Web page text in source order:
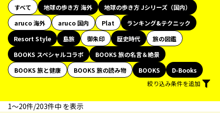
すべて 地球の歩き方 海外
地球の歩き方 Jシリーズ（国内）
aruco 海外
aruco 国内 Plat
ランキング&テクニック
Resort Style
島旅 御朱印 歴史時代
旅の図鑑
BOOKS スペシャルコラボ
BOOKS 旅の名言＆絶景
BOOKS 旅と健康
BOOKS 旅の読み物 BOOKS
D-Books
絞り込み条件を追加
1〜20件/203件中 を表示